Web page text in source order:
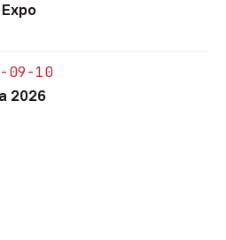
09-10
2026